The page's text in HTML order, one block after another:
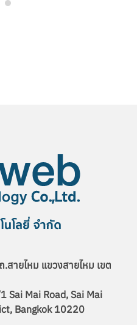
ายไหม แขวงสายไหม เขต
Sai Mai Road, Sai Mai
Bangkok 10220